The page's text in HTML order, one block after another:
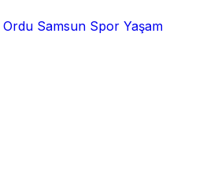
Ordu Samsun Spor Yaşam